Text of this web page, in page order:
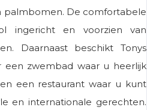
palmbomen. De comfortabele
ingericht en voorzien van
Daarnaast beschikt Tonys
een zwembad waar u heerlijk
een restaurant waar u kunt
en internationale gerechten.